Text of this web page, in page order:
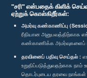
"சரி" என்பதைக் கிளிக்
ஏற்றுக் கொள்கிறீர்கள்:
அமர்வு கண்காணிப்பு
ரீதியான
கண்காணிக்க அமர்வுகளைப்
தரவினைப் பதிவு செய்தல் :
உறுதிப்படுத்துவதற்காக
தொடர்புடைய தரவை நாங்கள்
எம்மை பின்தொடர்க :
விருதுகள்